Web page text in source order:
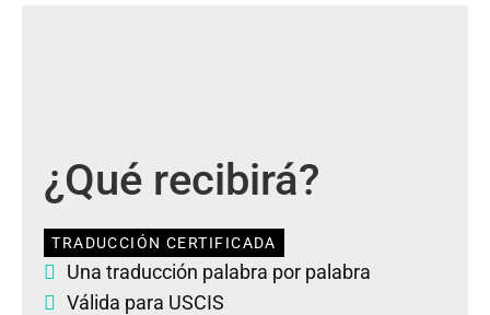
¿Qué recibirá?
TRADUCCIÓN CERTIFICADA
Una traducción palabra por palabra
Válida para USCIS